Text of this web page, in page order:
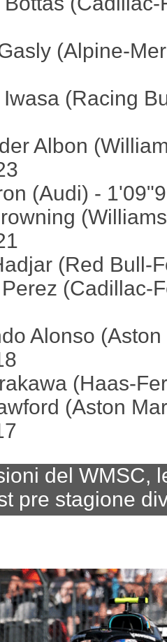
(Alpine-
Iwasa (Racing
Albon
(Audi) -
(Red Bull-
(Cadillac-
Alonso
(Haas-
(Aston
del WMSC,
pre stagione